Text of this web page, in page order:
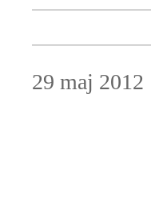
29 maj 2012